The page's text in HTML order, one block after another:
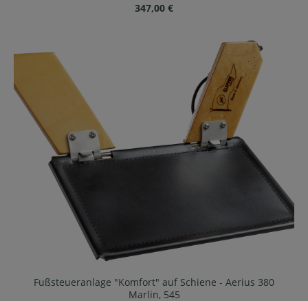
Regulärer Preis:
347,00 €
Fußsteueranlage "Komfort" auf Schiene - Aerius 380
Marlin, 545